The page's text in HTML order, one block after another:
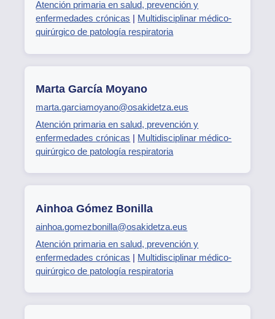
Atención primaria en salud, prevención y
enfermedades crónicas | Multidisciplinar médico-
quirúrgico de patología respiratoria
Marta García Moyano
marta.garciamoyano@osakidetza.eus
Atención primaria en salud, prevención y
enfermedades crónicas | Multidisciplinar médico-
quirúrgico de patología respiratoria
Ainhoa Gómez Bonilla
ainhoa.gomezbonilla@osakidetza.eus
Atención primaria en salud, prevención y
enfermedades crónicas | Multidisciplinar médico-
quirúrgico de patología respiratoria